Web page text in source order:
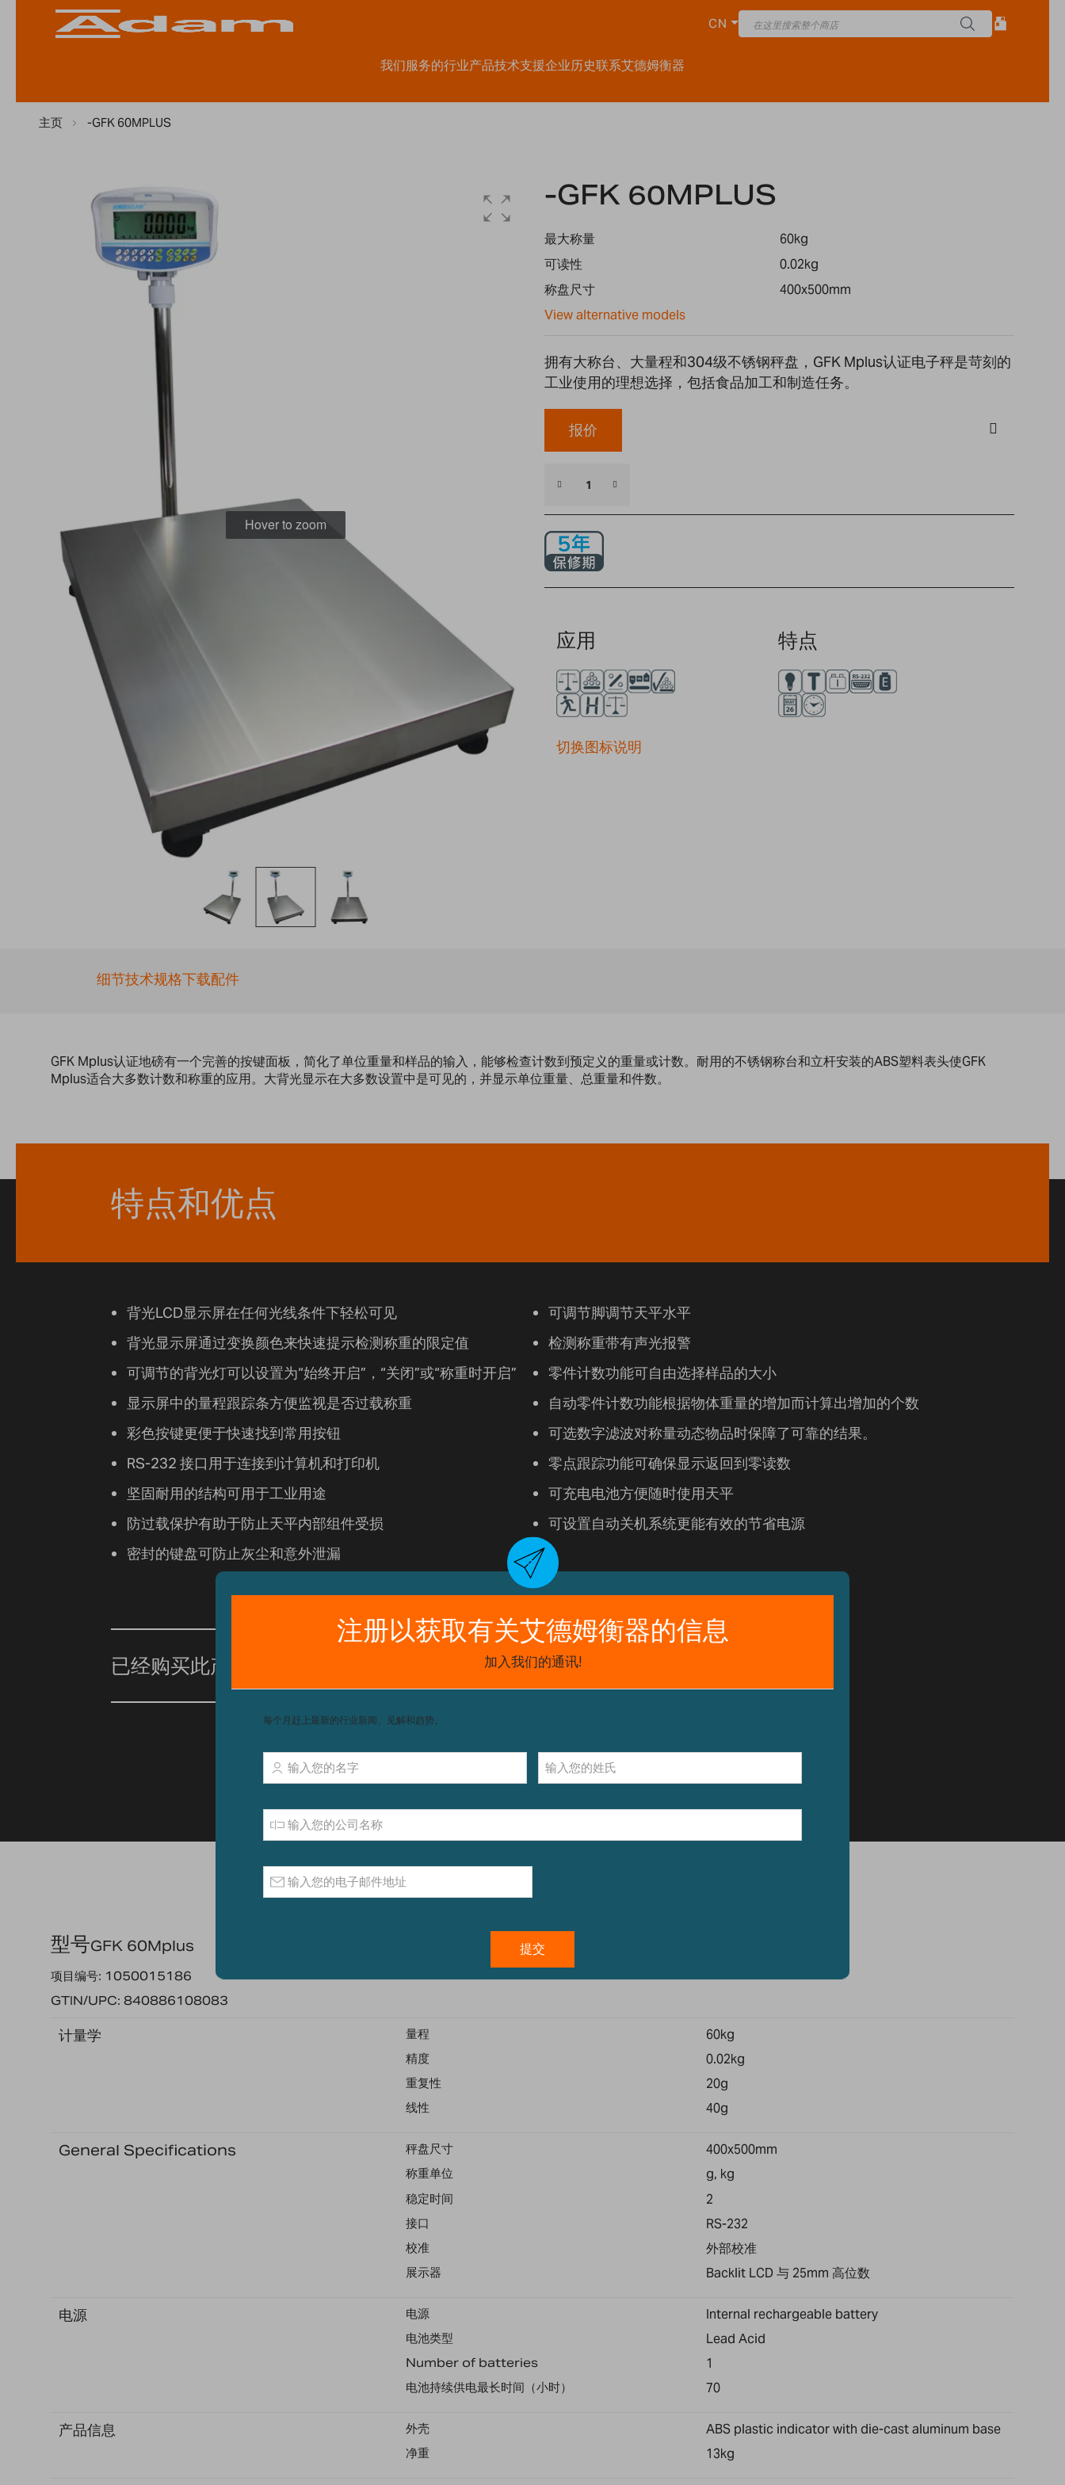
我们服务的行业产品技术支援企业历史联系艾德姆衡器
CN
主页 -GFK 60MPLUS
Hover to zoom
beginning
gallery
-GFK 60MPLUS
最大称量
60kg
可读性
0.02kg
称盘尺寸
400x500mm
View alternative models
拥有大称台、大量程和304级不锈钢秤盘，GFK Mplus认证电子秤是苛刻的
工业使用的理想选择，包括食品加工和制造任务。
报价
应用 特点
切换图标说明
细节技术规格下载配件
GFK Mplus认证地磅有一个完善的按键面板，简化了单位重量和样品的输入，能够检查计数到预定义的重量或计数。耐用的不锈钢称台和立杆安装的ABS塑料表头使GFK
Mplus适合大多数计数和称重的应用。大背光显示在大多数设置中是可见的，并显示单位重量、总重量和件数。
特点和优点
背光LCD显示屏在任何光线条件下轻松可见
背光显示屏通过变换颜色来快速提示检测称重的限定值
可调节的背光灯可以设置为“始终开启”，“关闭”或“称重时开启”
显示屏中的量程跟踪条方便监视是否过载称重
彩色按键更便于快速找到常用按钮
RS-232 接口用于连接到计算机和打印机
坚固耐用的结构可用于工业用途
防过载保护有助于防止天平内部组件受损
密封的键盘可防止灰尘和意外泄漏
可调节脚调节天平水平
检测称重带有声光报警
零件计数功能可自由选择样品的大小
自动零件计数功能根据物体重量的增加而计算出增加的个数
可选数字滤波对称量动态物品时保障了可靠的结果。
零点跟踪功能可确保显示返回到零读数
可充电电池方便随时使用天平
可设置自动关机系统更能有效的节省电源
已经购买此产品？ 获取支持，包括配件和操作指南。
技术规格
型号GFK 60Mplus
项目编号: 1050015186
GTIN/UPC: 840886108083
计量学 量程 60kg
精度 0.02kg
重复性 20g
线性 40g
General Specifications 秤盘尺寸 400x500mm
称重单位 g, kg
稳定时间 2
接口 RS-232
校准 外部校准
展示器 Backlit LCD 与 25mm 高位数
电源 电源 Internal rechargeable battery
电池类型 Lead Acid
Number of batteries 1
电池持续供电最长时间（小时） 70
产品信息 外壳 ABS plastic indicator with die-cast aluminum base
净重 13kg